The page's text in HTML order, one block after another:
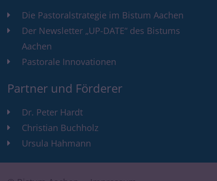
Die Pastoralstrategie im Bistum Aachen
Der Newsletter „UP-DATE“ des Bistums
Aachen
Pastorale Innovationen
Partner und Förderer
Dr. Peter Hardt
Christian Buchholz
Ursula Hahmann